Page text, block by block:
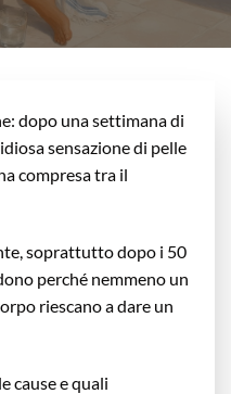
dopo una settimana di
sensazione di pelle
compresa tra il
soprattutto dopo i 50
perché nemmeno un
riescano a dare un
cause e quali